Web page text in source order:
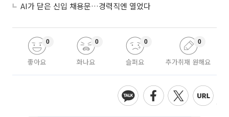
AI가 닫은 신입 채용문…경력직엔 열었다
좋아요
0
화나요
0
슬퍼요
0
추가취재 원해요
0